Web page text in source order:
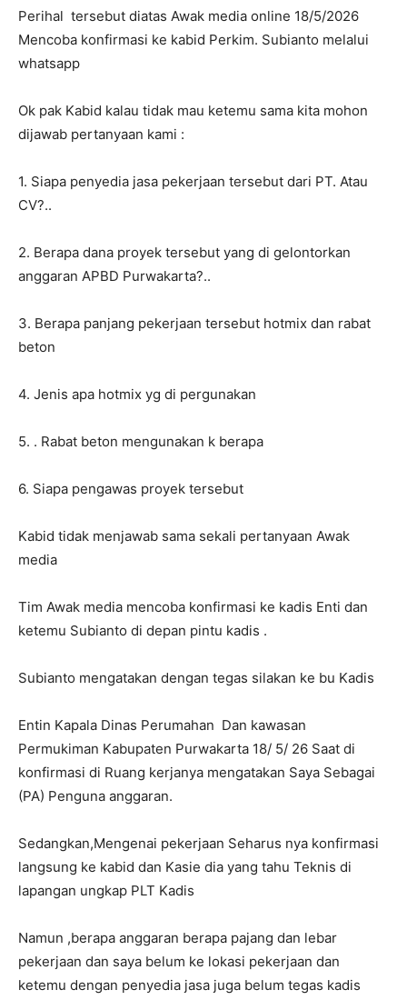
Perihal tersebut diatas Awak media online 18/5/2026
Mencoba konfirmasi ke kabid Perkim. Subianto melalui
whatsapp
Ok pak Kabid kalau tidak mau ketemu sama kita mohon
dijawab pertanyaan kami :
1. Siapa penyedia jasa pekerjaan tersebut dari PT. Atau
CV?..
2. Berapa dana proyek tersebut yang di gelontorkan
anggaran APBD Purwakarta?..
3. Berapa panjang pekerjaan tersebut hotmix dan rabat
beton
4. Jenis apa hotmix yg di pergunakan
5. . Rabat beton mengunakan k berapa
6. Siapa pengawas proyek tersebut
Kabid tidak menjawab sama sekali pertanyaan Awak
media
Tim Awak media mencoba konfirmasi ke kadis Enti dan
ketemu Subianto di depan pintu kadis .
Subianto mengatakan dengan tegas silakan ke bu Kadis
Entin Kapala Dinas Perumahan Dan kawasan
Permukiman Kabupaten Purwakarta 18/ 5/ 26 Saat di
konfirmasi di Ruang kerjanya mengatakan Saya Sebagai
(PA) Penguna anggaran.
Sedangkan,Mengenai pekerjaan Seharus nya konfirmasi
langsung ke kabid dan Kasie dia yang tahu Teknis di
lapangan ungkap PLT Kadis
Namun ,berapa anggaran berapa pajang dan lebar
pekerjaan dan saya belum ke lokasi pekerjaan dan
ketemu dengan penyedia jasa juga belum tegas kadis